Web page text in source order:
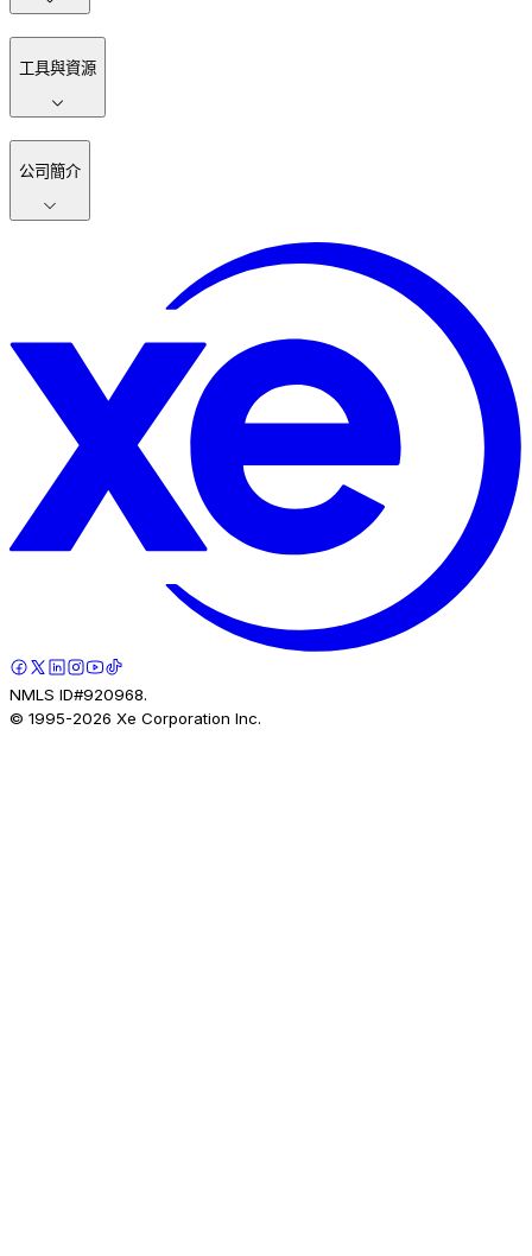
工具與資源
公司簡介
NMLS ID#920968.
© 1995-2026 Xe Corporation Inc.